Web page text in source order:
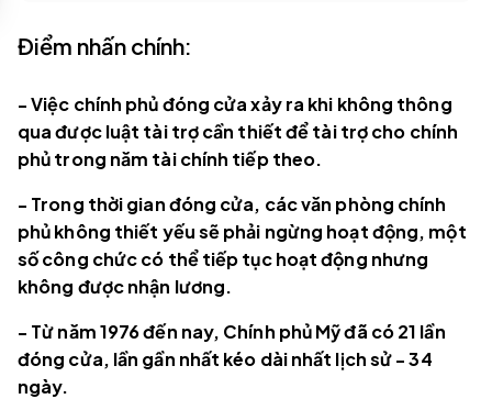
Điểm nhấn chính:
- Việc chính phủ đóng cửa xảy ra khi không thông
qua được luật tài trợ cần thiết để tài trợ cho chính
phủ trong năm tài chính tiếp theo.
- Trong thời gian đóng cửa, các văn phòng chính
phủ không thiết yếu sẽ phải ngừng hoạt động, một
số công chức có thể tiếp tục hoạt động nhưng
không được nhận lương.
- Từ năm 1976 đến nay, Chính phủ Mỹ đã có 21 lần
đóng cửa, lần gần nhất kéo dài nhất lịch sử - 34
ngày.